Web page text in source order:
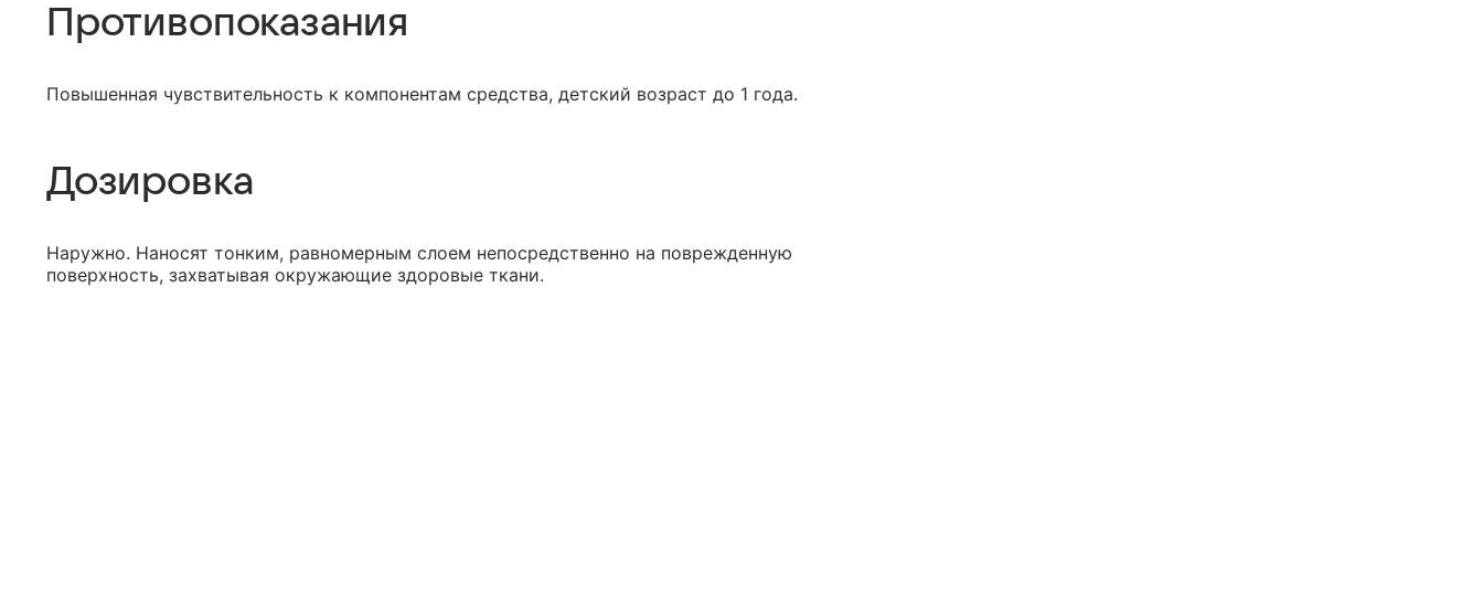
Противопоказания
Повышенная чувствительность к компонентам средства, детский возраст до 1 года.
Дозировка
Наружно. Наносят тонким, равномерным слоем непосредственно на поврежденную
поверхность, захватывая окружающие здоровые ткани.